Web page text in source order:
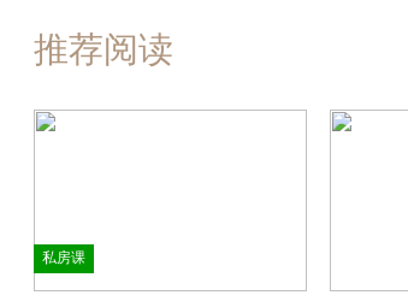
推荐阅读
私房课